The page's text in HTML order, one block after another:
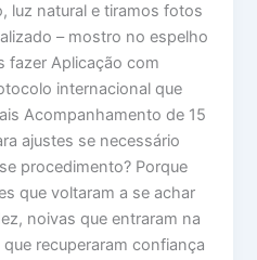
luz natural e tiramos fotos
– mostro no espelho
fazer Aplicação com
internacional que
Acompanhamento de 15
ajustes se necessário
procedimento? Porque
que voltaram a se achar
noivas que entraram na
recuperaram confiança